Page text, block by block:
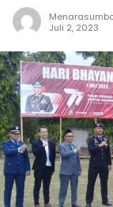
Juli 2, 2023